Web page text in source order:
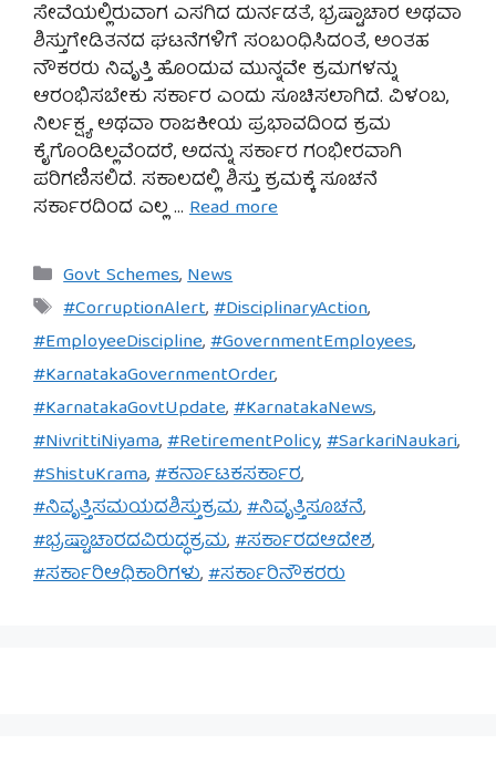
ಸೇವೆಯಲ್ಲಿರುವಾಗ ಎಸಗಿದ ದುರ್ನಡತೆ, ಭ್ರಷ್ಟಾಚಾರ ಅಥವಾ
ಶಿಸ್ತುಗೇಡಿತನದ ಘಟನೆಗಳಿಗೆ ಸಂಬಂಧಿಸಿದಂತೆ, ಅಂತಹ
ನೌಕರರು ನಿವೃತ್ತಿ ಹೊಂದುವ ಮುನ್ನವೇ ಕ್ರಮಗಳನ್ನು
ಆರಂಭಿಸಬೇಕು ಸರ್ಕಾರ ಎಂದು ಸೂಚಿಸಲಾಗಿದೆ. ವಿಳಂಬ,
ನಿರ್ಲಕ್ಷ್ಯ ಅಥವಾ ರಾಜಕೀಯ ಪ್ರಭಾವದಿಂದ ಕ್ರಮ
ಕೈಗೊಂಡಿಲ್ಲವೆಂದರೆ, ಅದನ್ನು ಸರ್ಕಾರ ಗಂಭೀರವಾಗಿ
ಪರಿಗಣಿಸಲಿದೆ. ಸಕಾಲದಲ್ಲಿ ಶಿಸ್ತು ಕ್ರಮಕ್ಕೆ ಸೂಚನೆ
ಸರ್ಕಾರದಿಂದ ಎಲ್ಲ … Read more
Categories
Govt Schemes,News
Tags
#CorruptionAlert,#DisciplinaryAction,
#EmployeeDiscipline,#GovernmentEmployees,
#KarnatakaGovernmentOrder,
#KarnatakaGovtUpdate,#KarnatakaNews,
#NivrittiNiyama,#RetirementPolicy,#SarkariNaukari,
#ShistuKrama,#ಕರ್ನಾಟಕಸರ್ಕಾರ,
#ನಿವೃತ್ತಿಸಮಯದಶಿಸ್ತುಕ್ರಮ,#ನಿವೃತ್ತಿಸೂಚನೆ,
#ಭ್ರಷ್ಟಾಚಾರದವಿರುದ್ಧಕ್ರಮ,#ಸರ್ಕಾರದಆದೇಶ,
#ಸರ್ಕಾರಿಆಧಿಕಾರಿಗಳು,#ಸರ್ಕಾರಿನೌಕರರು